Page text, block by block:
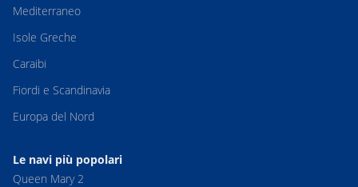
Mediterraneo
Isole Greche
Caraibi
Fiordi e Scandinavia
Europa del Nord
Le navi più popolari
Queen Mary 2